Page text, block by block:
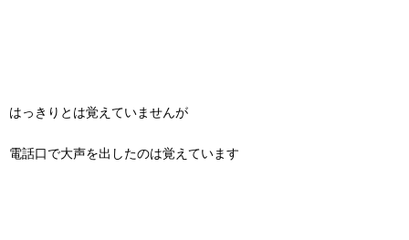
はっきりとは覚えていませんが
電話口で大声を出したのは覚えています